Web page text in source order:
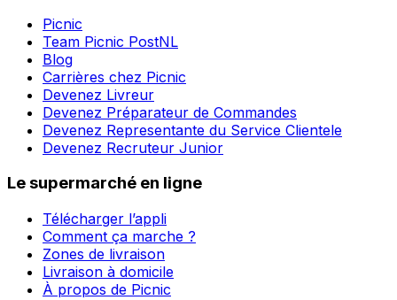
Picnic
Team Picnic PostNL
Blog
Carrières chez Picnic
Devenez Livreur
Devenez Préparateur de Commandes
Devenez Representante du Service Clientele
Devenez Recruteur Junior
Le supermarché en ligne
Télécharger l’appli
Comment ça marche ?
Zones de livraison
Livraison à domicile
À propos de Picnic